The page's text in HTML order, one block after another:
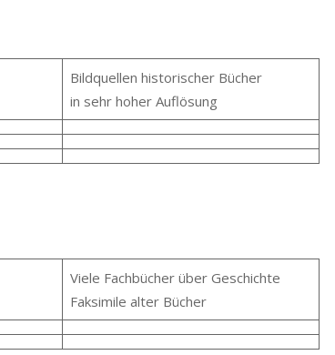
Bildquellen historischer Bücher
in sehr hoher Auflösung
Viele Fachbücher über Geschichte
Faksimile alter Bücher